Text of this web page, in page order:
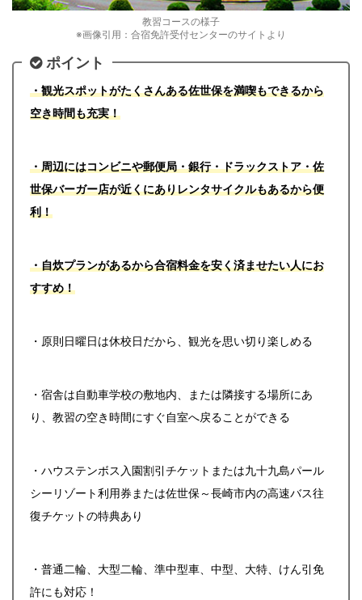
教習コースの様子
※画像引用：合宿免許受付センターのサイトより
ポイント
・観光スポットがたくさんある佐世保を満喫もできるから
空き時間も充実！
・周辺にはコンビニや郵便局・銀行・ドラックストア・佐
世保バーガー店が近くにありレンタサイクルもあるから便
利！
・自炊プランがあるから合宿料金を安く済ませたい人にお
すすめ！
・原則日曜日は休校日だから、観光を思い切り楽しめる
・宿舎は自動車学校の敷地内、または隣接する場所にあ
り、教習の空き時間にすぐ自室へ戻ることができる
・ハウステンボス入園割引チケットまたは九十九島パール
シーリゾート利用券または佐世保～長崎市内の高速バス往
復チケットの特典あり
・普通二輪、大型二輪、準中型車、中型、大特、けん引免
許にも対応！